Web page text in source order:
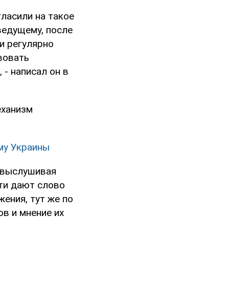
на такое
после
регулярно
написал он в
Украины
дают слово
тут же по
и мнение их